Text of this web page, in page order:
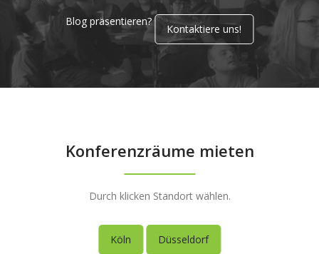
Blog präsentieren?
Kontaktiere uns!
Konferenzräume mieten
Durch klicken Standort wählen.
Köln Düsseldorf